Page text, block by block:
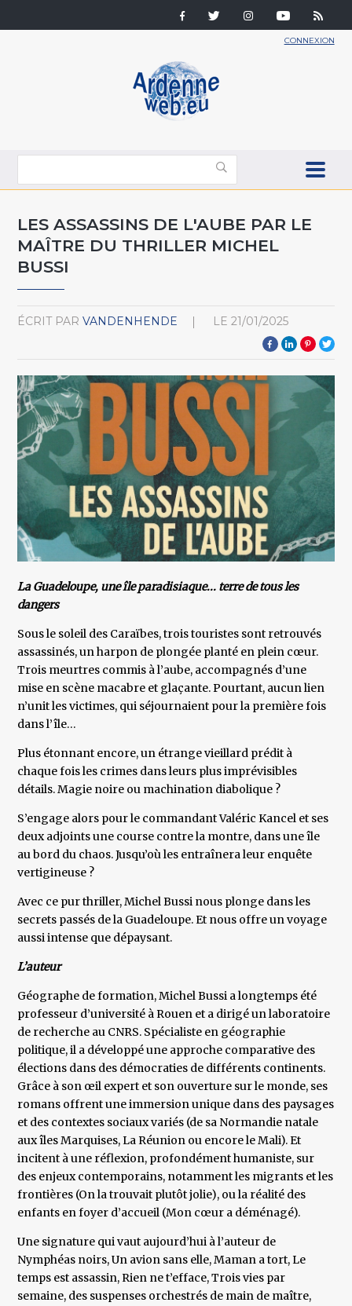
CONNEXION
LES ASSASSINS DE L'AUBE PAR LE
MAÎTRE DU THRILLER MICHEL
BUSSI
ÉCRIT PAR VANDENHENDE LE 21/01/2025
La Guadeloupe, une île paradisiaque... terre de tous les
dangers
Sous le soleil des Caraïbes, trois touristes sont retrouvés
assassinés, un harpon de plongée planté en plein cœur.
Trois meurtres commis à l’aube, accompagnés d’une
mise en scène macabre et glaçante. Pourtant, aucun lien
n’unit les victimes, qui séjournaient pour la première fois
dans l’île…
Plus étonnant encore, un étrange vieillard prédit à
chaque fois les crimes dans leurs plus imprévisibles
détails. Magie noire ou machination diabolique ?
S’engage alors pour le commandant Valéric Kancel et ses
deux adjoints une course contre la montre, dans une île
au bord du chaos. Jusqu’où les entraînera leur enquête
vertigineuse ?
Avec ce pur thriller, Michel Bussi nous plonge dans les
secrets passés de la Guadeloupe. Et nous offre un voyage
aussi intense que dépaysant.
L’auteur
Géographe de formation, Michel Bussi a longtemps été
professeur d’université à Rouen et a dirigé un laboratoire
de recherche au CNRS. Spécialiste en géographie
politique, il a développé une approche comparative des
élections dans des démocraties de différents continents.
Grâce à son œil expert et son ouverture sur le monde, ses
romans offrent une immersion unique dans des paysages
et des contextes sociaux variés (de sa Normandie natale
aux îles Marquises, La Réunion ou encore le Mali). Et
incitent à une réflexion, profondément humaniste, sur
des enjeux contemporains, notamment les migrants et les
frontières (On la trouvait plutôt jolie), ou la réalité des
enfants en foyer d’accueil (Mon cœur a déménagé).
Une signature qui vaut aujourd’hui à l’auteur de
Nymphéas noirs, Un avion sans elle, Maman a tort, Le
temps est assassin, Rien ne t’efface, Trois vies par
semaine, des suspenses orchestrés de main de maître,